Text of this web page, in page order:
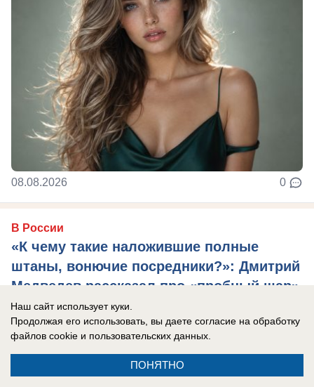
08.08.2026 0
В России
«К чему такие наложившие полные
штаны, вонючие посредники?»: Дмитрий
Медведев рассказал про «пробный шар»
проверки России на прочность
Ситуация с Грузией показала, какие глупые
зампредседателя Совета Безопасности РФ.
Наш сайт использует куки.
Продолжая его использовать, вы даете согласие на обработку
файлов cookie и пользовательских данных.
ПОНЯТНО